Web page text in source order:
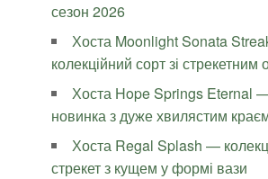
сезон 2026
Хоста Moonlight Sonata
колекційний сорт зі стрекетним
Хоста Hope Springs Eternal
новинка з дуже хвилястим
Хоста Regal Splash —
стрекет з кущем у формі вази